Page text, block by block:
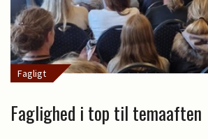
Fagligt
Faglighed i top til temaaften